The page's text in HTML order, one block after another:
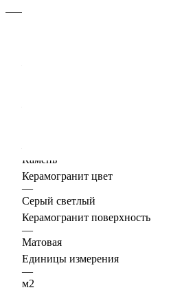
Камень
Керамогранит цвет
—
Серый светлый
Керамогранит поверхность
—
Матовая
Единицы измерения
—
м2